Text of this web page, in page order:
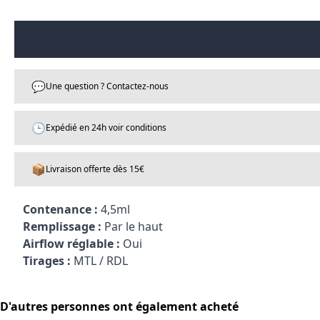
💬Une question ? Contactez-nous
🕒Expédié en 24h voir conditions
📦Livraison offerte dès 15€
Contenance : 4,5ml
Remplissage : Par le haut
Airflow réglable : Oui
Tirages : MTL / RDL
D'autres personnes ont également acheté